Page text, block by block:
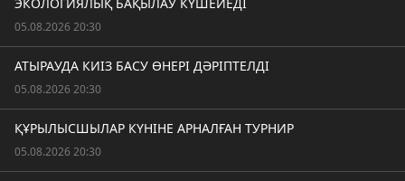
05.08.2026 20:30
АТЫРАУДА КИІЗ БАСУ ӨНЕРІ ДӘРІПТЕЛДІ
05.08.2026 20:30
ҚҰРЫЛЫСШЫЛАР КҮНІНЕ АРНАЛҒАН ТУРНИР
05.08.2026 20:30